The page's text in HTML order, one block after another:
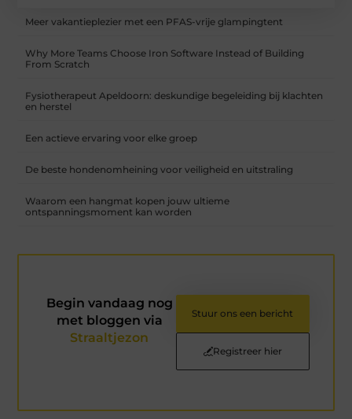
Meer vakantieplezier met een PFAS-vrije glampingtent
Why More Teams Choose Iron Software Instead of Building
From Scratch
Fysiotherapeut Apeldoorn: deskundige begeleiding bij klachten
en herstel
Een actieve ervaring voor elke groep
De beste hondenomheining voor veiligheid en uitstraling
Waarom een hangmat kopen jouw ultieme
ontspanningsmoment kan worden
Begin vandaag nog
met bloggen via
Straaltjezon
Stuur ons een bericht
Registreer hier